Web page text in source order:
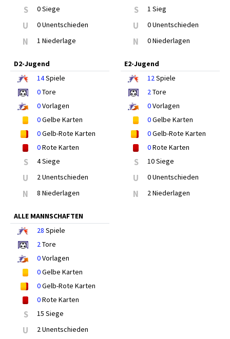
S 0 Siege
U 0 Unentschieden
N 1 Niederlage
S 1 Sieg
U 0 Unentschieden
N 0 Niederlagen
D2-Jugend
14Spiele
0Tore
0Vorlagen
0Gelbe Karten
0Gelb-Rote Karten
0Rote Karten
S 4 Siege
U 2 Unentschieden
N 8 Niederlagen
E2-Jugend
12Spiele
2Tore
0Vorlagen
0Gelbe Karten
0Gelb-Rote Karten
0Rote Karten
S 10 Siege
U 0 Unentschieden
N 2 Niederlagen
ALLE MANNSCHAFTEN
28 Spiele
2Tore
0Vorlagen
0Gelbe Karten
0Gelb-Rote Karten
0Rote Karten
S 15 Siege
U 2 Unentschieden